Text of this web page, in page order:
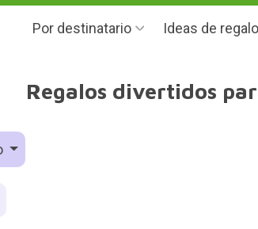
Por destinatario Ideas de regalo
Regalos divertidos